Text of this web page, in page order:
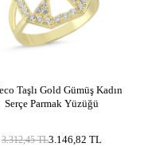
Taşlı Gold Gümüş Kadın
Serçe Parmak Yüzüğü
3.312,45TL3.146,82 TL